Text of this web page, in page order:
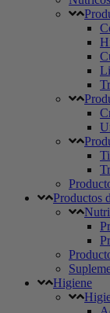
Productos
Higiene